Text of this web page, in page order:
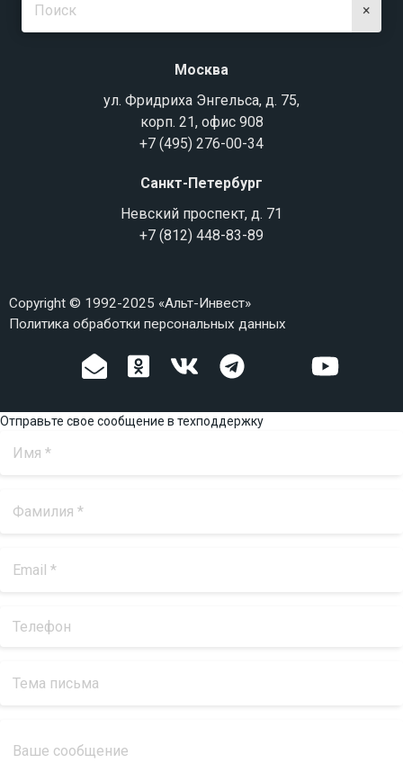
×
Москва
ул. Фридриха Энгельса, д. 75,
корп. 21, офис 908
+7 (495) 276-00-34
Санкт-Петербург
Невский проспект, д. 71
+7 (812) 448-83-89
Copyright © 1992-2025 «Альт-Инвест»
Политика обработки персональных данных
Отправьте свое сообщение в техподдержку